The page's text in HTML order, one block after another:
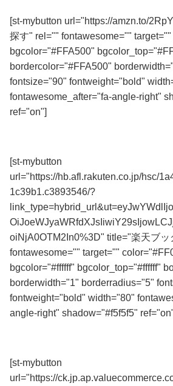
[st-mybutton url="https://amzn.to/
探す" rel="" fontawesome=""
bgcolor="#FFA500"
bordercolor="#FFA500"
fontsize="90" fontweight="bold"
fontawesome_after="fa-angle-right"
ref="on"]
[st-mybutton
url="https://hb.afl.rakuten.co.jp/hsc/
1c39b1.c3893546/?
oiNjA0OTM2In0%3D" title="楽天ブ
fontawesome="" target=""
bgcolor="#ffffff" bgcolor_top="#ffffff"
borderwidth="1" borderradius="5"
fontweight="bold" width="80"
angle-right" shadow="#f5f5f5"
[st-mybutton
url="https://